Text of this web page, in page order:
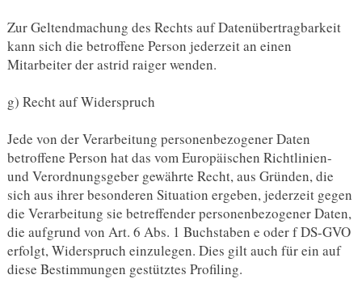
Zur Geltendmachung des Rechts auf Datenübertragbarkeit
kann sich die betroffene Person jederzeit an einen
Mitarbeiter der astrid raiger wenden.
g) Recht auf Widerspruch
Jede von der Verarbeitung personenbezogener Daten
betroffene Person hat das vom Europäischen Richtlinien-
und Verordnungsgeber gewährte Recht, aus Gründen, die
sich aus ihrer besonderen Situation ergeben, jederzeit gegen
die Verarbeitung sie betreffender personenbezogener Daten,
die aufgrund von Art. 6 Abs. 1 Buchstaben e oder f DS-GVO
erfolgt, Widerspruch einzulegen. Dies gilt auch für ein auf
diese Bestimmungen gestütztes Profiling.